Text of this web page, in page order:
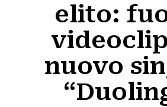
elito:
nuovo